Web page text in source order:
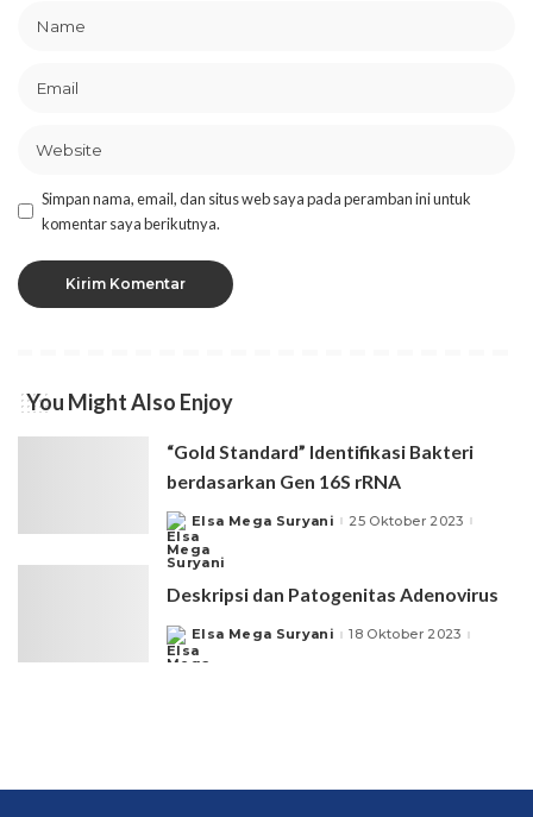
Simpan nama, email, dan situs web saya pada peramban ini untuk
komentar saya berikutnya.
You Might Also Enjoy
“Gold Standard” Identifikasi Bakteri
berdasarkan Gen 16S rRNA
Posted
by
Elsa Mega Suryani 25 Oktober 2023
Deskripsi dan Patogenitas Adenovirus
Posted
by
Elsa Mega Suryani 18 Oktober 2023